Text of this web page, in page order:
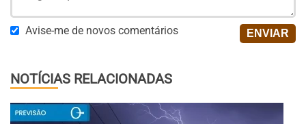
Avise-me de novos comentários
NOTÍCIAS RELACIONADAS